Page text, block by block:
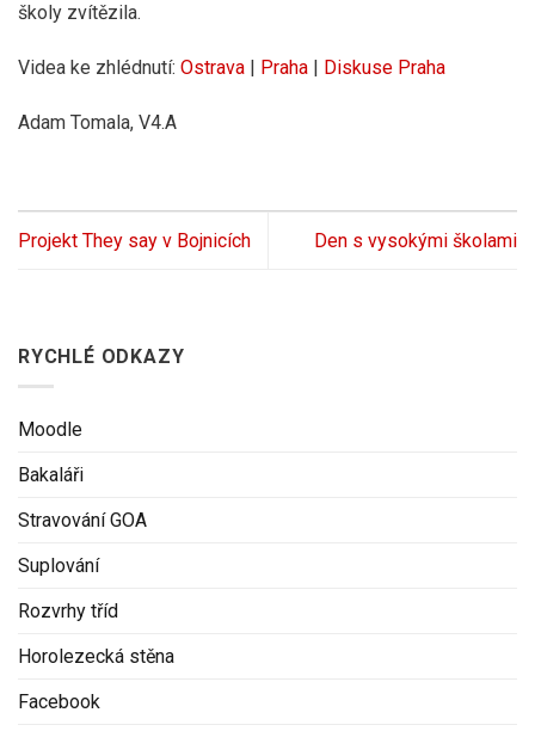
školy zvítězila.
Videa ke zhlédnutí: Ostrava | Praha | Diskuse Praha
Adam Tomala, V4.A
Projekt They say v Bojnicích Den s vysokými školami
RYCHLÉ ODKAZY
Moodle
Bakaláři
Stravování GOA
Suplování
Rozvrhy tříd
Horolezecká stěna
Facebook